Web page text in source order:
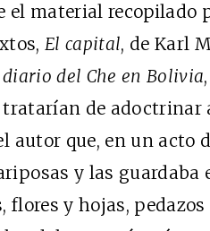
el material recopilado
El capital, de Karl
del Che en Bolivia
de adoctrinar
autor que, en un acto
y las guardaba
flores y hojas,